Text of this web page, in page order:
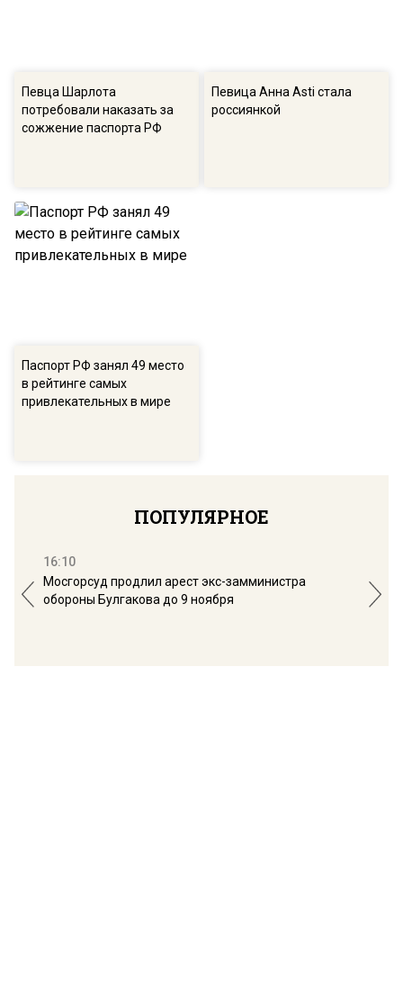
Певца Шарлота
потребовали наказать за
сожжение паспорта РФ
Певица Анна Asti стала
россиянкой
Паспорт РФ занял 49 место
в рейтинге самых
привлекательных в мире
ПОПУЛЯРНОЕ
16:10
Мосгорсуд продлил арест экс-замминистра
обороны Булгакова до 9 ноября